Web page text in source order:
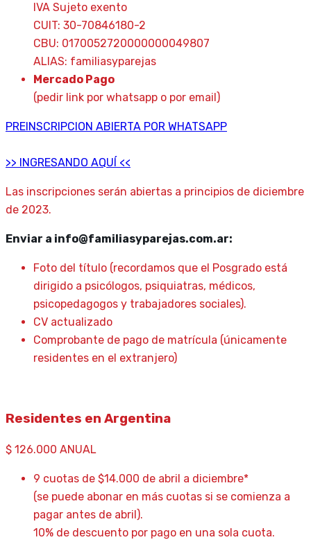
IVA Sujeto exento
CUIT: 30-70846180-2
CBU: 0170052720000000049807
ALIAS: familiasyparejas
Mercado Pago
(pedir link por whatsapp o por email)
PREINSCRIPCION ABIERTA POR WHATSAPP
>> INGRESANDO AQUÍ <<
Las inscripciones serán abiertas a principios de diciembre
de 2023.
Enviar a info@familiasyparejas.com.ar:
Foto del título (recordamos que el Posgrado está
dirigido a psicólogos, psiquiatras, médicos,
psicopedagogos y trabajadores sociales).
CV actualizado
Comprobante de pago de matrícula (únicamente
residentes en el extranjero)
Residentes en Argentina
$ 126.000 ANUAL
9 cuotas de $14.000 de abril a diciembre*
(se puede abonar en más cuotas si se comienza a
pagar antes de abril).
10% de descuento por pago en una sola cuota.